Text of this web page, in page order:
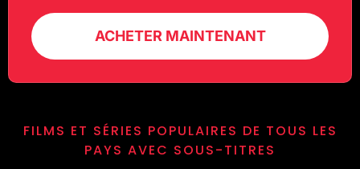
ACHETER MAINTENANT
FILMS ET SÉRIES POPULAIRES DE TOUS LES
PAYS AVEC SOUS-TITRES